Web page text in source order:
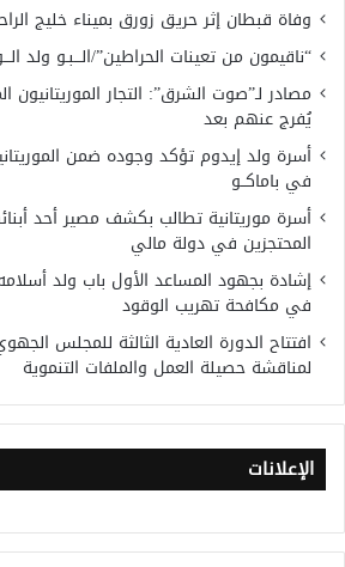
وفاة قبطان إثر حريق زورق بميناء خليج
“ناقيمون من تعينات الحراطين”/الـــبـو ولد
مصادر لـ”صوت الشرق”: التجار
يُفرج عنهم بعد
أسرة ولد إيدوم تؤكد وجوده ضمن
في باماكــو
أسرة موريتانية تطالب بكشف مصير أحد
المحتجزين في دولة مالي
إشادة بجهود المساعد الأول باب ولد
في مكافحة تهريب الوقود
افتتاح الدورة العادية الثالثة للمجلس
لمناقشة حصيلة العمل والملفات التنموية
الإعلانات